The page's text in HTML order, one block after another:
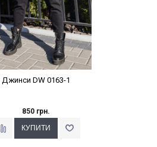
Джинси DW 0163-1
850 грн.